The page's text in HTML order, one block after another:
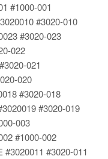
#1000-001
3020010 #3020-010
#3020-023
022
021
020
#3020-018
3020019 #3020-019
003
#1000-002
#3020011 #3020-011